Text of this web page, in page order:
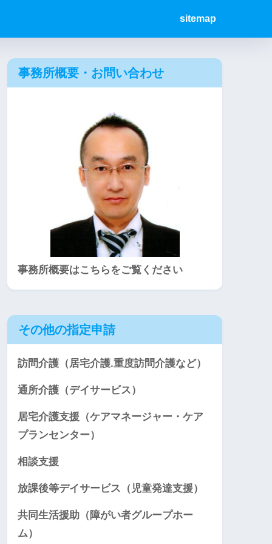
sitemap
事務所概要・お問い合わせ
事務所概要はこちらをご覧ください
その他の指定申請
訪問介護（居宅介護.重度訪問介護など）
通所介護（デイサービス）
居宅介護支援（ケアマネージャー・ケア
プランセンター）
相談支援
放課後等デイサービス（児童発達支援）
共同生活援助（障がい者グループホー
ム）